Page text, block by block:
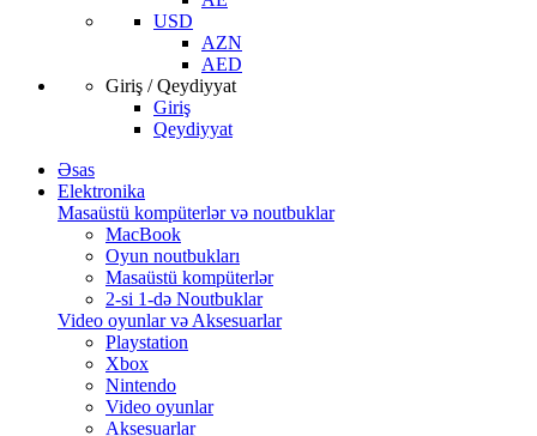
USD
AZN
AED
Giriş / Qeydiyyat
Giriş
Qeydiyyat
Əsas
Elektronika
Masaüstü kompüterlər və noutbuklar
MacBook
Oyun noutbukları
Masaüstü kompüterlər
2-si 1-də Noutbuklar
Video oyunlar və Aksesuarlar
Playstation
Xbox
Nintendo
Video oyunlar
Aksesuarlar